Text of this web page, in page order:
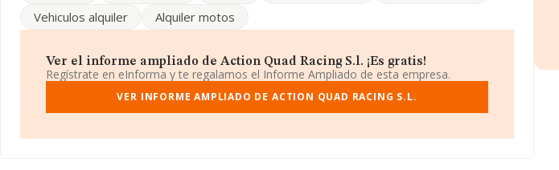
Vehiculos alquiler
Alquiler motos
Ver el informe ampliado de Action Quad Racing S.l. ¡Es gratis!
Regístrate en eInforma y te regalamos el Informe Ampliado de esta empresa.
VER INFORME AMPLIADO DE ACTION QUAD RACING S.L.